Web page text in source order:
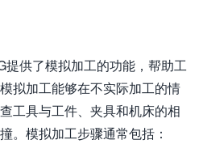
提供了模拟加工的功能，帮助工
拟加工能够在不实际加工的情
工具与工件、夹具和机床的相
。模拟加工步骤通常包括：